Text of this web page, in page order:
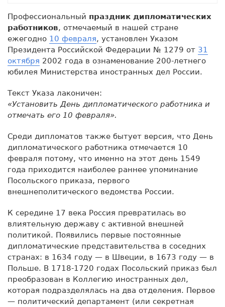
Профессиональный праздник дипломатических
работников, отмечаемый в нашей стране
ежегодно 10 февраля, установлен Указом
Президента Российской Федерации № 1279 от 31
октября 2002 года в ознаменование 200-летнего
юбилея Министерства иностранных дел России.
Текст Указа лаконичен:
«Установить День дипломатического работника и
отмечать его 10 февраля».
Среди дипломатов также бытует версия, что День
дипломатического работника отмечается 10
февраля потому, что именно на этот день 1549
года приходится наиболее раннее упоминание
Посольского приказа, первого
внешнеполитического ведомства России.
К середине 17 века Россия превратилась во
влиятельную державу с активной внешней
политикой. Появились первые постоянные
дипломатические представительства в соседних
странах: в 1634 году — в Швеции, в 1673 году — в
Польше. В 1718-1720 годах Посольский приказ был
преобразован в Коллегию иностранных дел,
которая подразделялась на два отделения. Первое
— политический департамент (или секретная